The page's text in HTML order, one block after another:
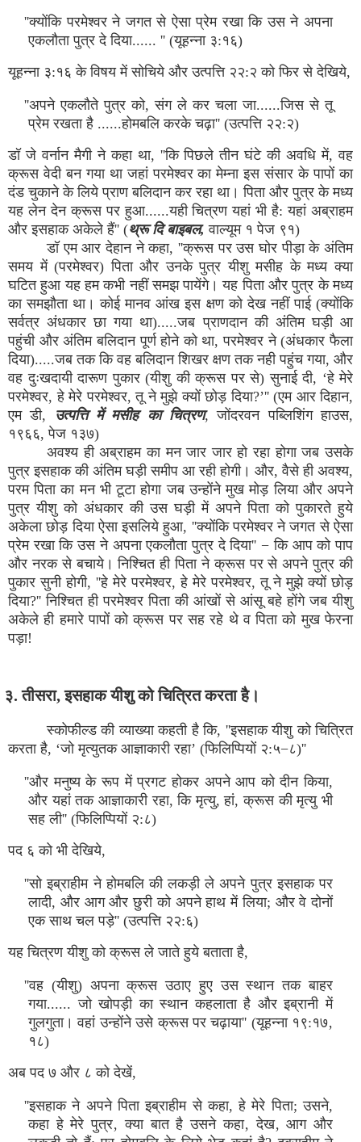
''क्योंकि परमेश्वर ने जगत से ऐसा प्रेम रखा कि उस ने अपना
एकलौता पुत्र दे दिया...... '' (यूहन्ना ३:१६)
यूहन्ना ३:१६ के विषय में सोचिये और उत्पत्ति २२:२ को फिर से देखिये,
''अपने एकलौते पुत्र को, संग ले कर चला जा......जिस से तू
प्रेम रखता है ......होमबलि करके चढ़ा'' (उत्पत्ति २२:२)
डॉ जे वर्नान मैगी ने कहा था, ''कि पिछले तीन घंटे की अवधि में, वह
क्रूस वेदी बन गया था जहां परमेश्वर का मेम्ना इस संसार के पापों का
दंड चुकाने के लिये प्राण बलिदान कर रहा था। पिता और पुत्र के मध्य
यह लेन देन क्रूस पर हुआ......यही चित्रण यहां भी है: यहां अब्राहम
और इसहाक अकेले हैं'' (थ्रू दि बाइबल,वाल्यूम १ पेज ९१)
डॉ एम आर देहान ने कहा, ''क्रूस पर उस घोर पीड़ा के अंतिम
समय में (परमेश्वर) पिता और उनके पुत्र यीशु मसीह के मध्य क्या
घटित हुआ यह हम कभी नहीं समझ पायेंगे। यह पिता और पुत्र के मध्य
का समझौता था। कोई मानव आंख इस क्षण को देख नहीं पाई (क्योंकि
सर्वत्र अंधकार छा गया था).....जब प्राणदान की अंतिम घड़ी आ
पहुंची और अंतिम बलिदान पूर्ण होने को था, परमेश्वर ने (अंधकार फैला
दिया).....जब तक कि वह बलिदान शिखर क्षण तक नही पहुंच गया, और
वह दुःखदायी दारूण पुकार (यीशु की क्रूस पर से) सुनाई दी, ‘हे मेरे
परमेश्वर, हे मेरे परमेश्वर, तू ने मुझे क्यों छोड़ दिया?’'' (एम आर दिहान,
एम डी,
उत्पत्ति में मसीह का चित्रण, जोंदरवन पब्लिशिंग हाउस,
१९६६, पेज १३७)
अवश्य ही अब्राहम का मन जार जार हो रहा होगा जब उसके
पुत्र इसहाक की अंतिम घड़ी समीप आ रही होगी। और, वैसे ही अवश्य,
परम पिता का मन भी टूटा होगा जब उन्होंने मुख मोड़ लिया और अपने
पुत्र यीशु को अंधकार की उस घड़ी में अपने पिता को पुकारते हुये
अकेला छोड़ दिया ऐसा इसलिये हुआ, ''क्योंकि परमेश्वर ने जगत से ऐसा
प्रेम रखा कि उस ने अपना एकलौता पुत्र दे दिया'' − कि आप को पाप
और नरक से बचाये। निश्चित ही पिता ने क्रूस पर से अपने पुत्र की
पुकार सुनी होगी, ''हे मेरे परमेश्वर, हे मेरे परमेश्वर, तू ने मुझे क्यों छोड़
दिया?'' निश्चित ही परमेश्वर पिता की आंखों से आंसू बहे होंगे जब यीशु
अकेले ही हमारे पापों को क्रूस पर सह रहे थे व पिता को मुख फेरना
पड़ा!
३. तीसरा, इसहाक यीशु को चित्रित करता है।
स्कोफील्ड की व्याख्या कहती है कि, ''इसहाक यीशु को चित्रित
करता है, ‘जो मृत्युतक आज्ञाकारी रहा’ (फिलिप्पियों २:५−८)''
''और मनुष्य के रूप में प्रगट होकर अपने आप को दीन किया,
और यहां तक आज्ञाकारी रहा, कि मृत्यु, हां, क्रूस की मृत्यु भी
सह ली'' (फिलिप्पियों २:८)
पद ६ को भी देखिये,
''सो इब्राहीम ने होमबलि की लकड़ी ले अपने पुत्र इसहाक पर
लादी, और आग और छुरी को अपने हाथ में लिया; और वे दोनों
एक साथ चल पड़े'' (उत्पत्ति २२:६)
यह चित्रण यीशु को क्रूस ले जाते हुये बताता है,
''वह (यीशु) अपना क्रूस उठाए हुए उस स्थान तक बाहर
गया...... जो खोपड़ी का स्थान कहलाता है और इब्रानी में
गुलगुता। वहां उन्होंने उसे क्रूस पर चढ़ाया'' (यूहन्ना १९:१७‚
१८)
अब पद ७ और ८ को देखें,
''इसहाक ने अपने पिता इब्राहीम से कहा, हे मेरे पिता; उसने,
कहा हे मेरे पुत्र‚ क्या बात है उसने कहा‚ देख‚ आग और